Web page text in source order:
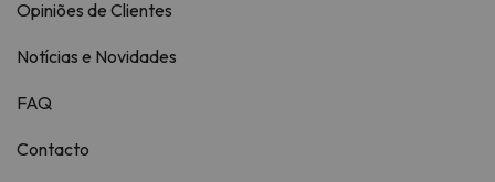
Opiniões de Clientes
Notícias e Novidades
FAQ
Contacto